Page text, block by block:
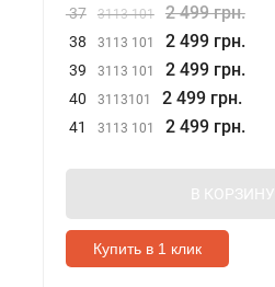
37 3113 101 2 499 грн.
38 3113 101 2 499 грн.
39 3113 101 2 499 грн.
40 3113101 2 499 грн.
41 3113 101 2 499 грн.
В КОРЗИНУ
Купить в 1 клик